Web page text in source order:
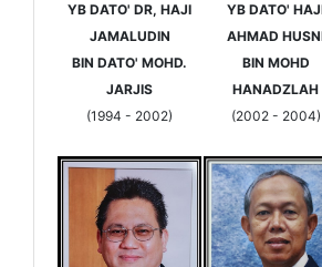
YB DATO' DR, HAJI
JAMALUDIN
BIN DATO' MOHD.
JARJIS
(1994 - 2002)
YB DATO'
AHMAD
BIN MOHD
HANADZLAH
(2002 - 2004)